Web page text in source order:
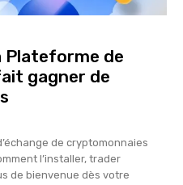
Plateforme de
gagner de
de cryptomonnaies
l’installer, trader
de bienvenue dès votre